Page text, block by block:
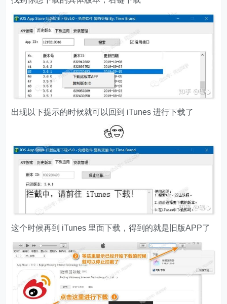
出现以下提示的时候就可以回到 iTunes 进行下载了
这个时候再到 iTunes 里面下载，得到的就是旧版APP了